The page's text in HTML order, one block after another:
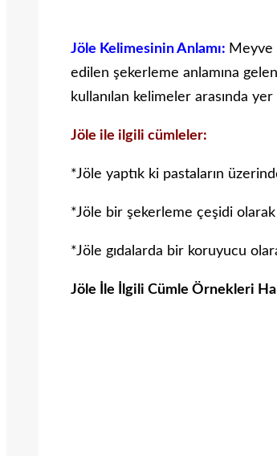
Jöle Kelimesinin Anlamı: Meyve
edilen şekerleme anlamına
kullanılan kelimeler arasında yer
Jöle ile ilgili cümleler:
*Jöle yaptık ki pastaların
*Jöle bir şekerleme çeşidi
*Jöle gıdalarda bir koruyucu
Jöle İle İlgili Cümle Örnekleri